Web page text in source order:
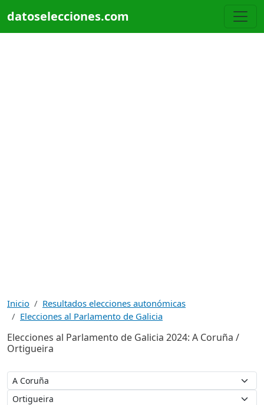
datoselecciones.com
Inicio
Resultados elecciones autonómicas
Elecciones al Parlamento de Galicia
Elecciones al Parlamento de Galicia 2024: A Coruña /
Ortigueira